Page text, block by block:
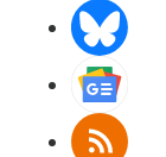
RSS